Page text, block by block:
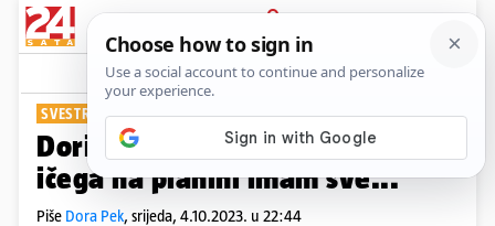
PRIJAVA
Show Komentari
SVESTRANA PLANINARKA
Doris Pinčić na Velebitu: 'I bez
ičega na planini imam sve...'
Piše Dora Pek, srijeda, 4.10.2023. u 22:44